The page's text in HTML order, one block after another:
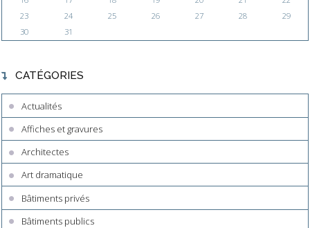
23
24 25 26 27 28
29
30
31
CATÉGORIES
Actualités
Affiches et gravures
Architectes
Art dramatique
Bâtiments privés
Bâtiments publics